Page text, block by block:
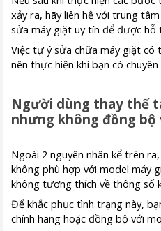
xảy ra, hãy liên hệ với trung
sửa máy giặt uy tín để được hỗ
Việc tự ý sửa chữa máy giặt có
nên thực hiện khi bạn có
Người dùng thay thế
nhưng không đồng bộ
Ngoài 2 nguyên nhân kể trên
không phù hợp với model máy
không tương thích về thông số
Để khắc phục tình trạng này,
chính hãng hoặc đồng bộ với